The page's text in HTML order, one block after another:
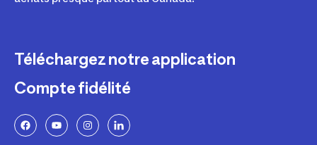
Téléchargez notre application
Compte fidélité